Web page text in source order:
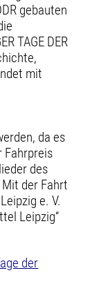
gebauten
TAGE DER
mit
da es
Fahrpreis
des
der Fahrt
e. V.
Leipzig“
der